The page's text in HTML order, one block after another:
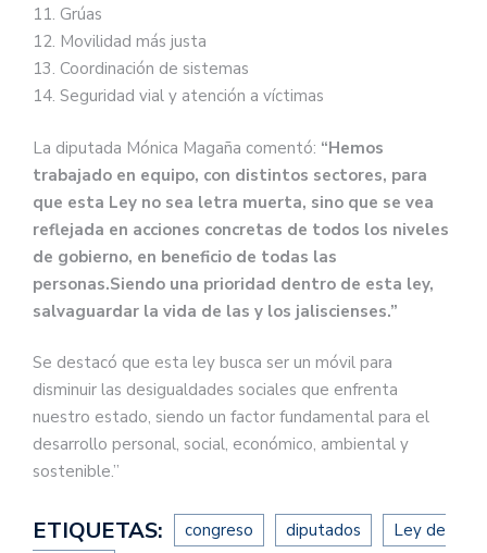
11. Grúas
12. Movilidad más justa
13. Coordinación de sistemas
14. Seguridad vial y atención a víctimas
La diputada Mónica Magaña comentó: “Hemos
trabajado en equipo, con distintos sectores, para
que esta Ley no sea letra muerta, sino que se vea
reflejada en acciones concretas de todos los niveles
de gobierno, en beneficio de todas las
personas.Siendo una prioridad dentro de esta ley,
salvaguardar la vida de las y los jaliscienses.”
Se destacó que esta ley busca ser un móvil para
disminuir las desigualdades sociales que enfrenta
nuestro estado, siendo un factor fundamental para el
desarrollo personal, social, económico, ambiental y
sostenible.”
ETIQUETAS: congreso diputados
Ley de